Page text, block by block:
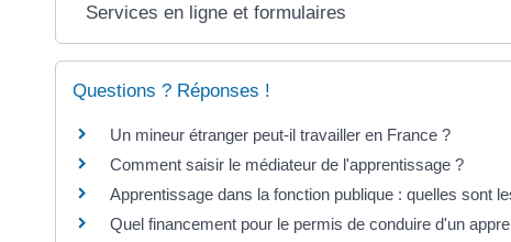
Services en ligne et formulaires
Questions ? Réponses !
Un mineur étranger peut-il travailler en France ?
Comment saisir le médiateur de l'apprentissage ?
Apprentissage dans la fonction publique : quelles sont
Quel financement pour le permis de conduire d'un